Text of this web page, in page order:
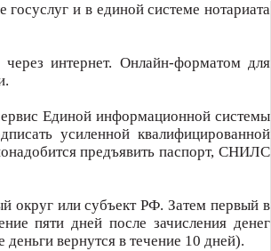
и в единой системе нотариата
интернет. Онлайн-форматом для
Единой информационной системы
усиленной квалифицированной
предъявить паспорт, СНИЛС
округ или субъект РФ. Затем первый в
пяти дней после зачисления денег
вернутся в течение 10 дней).